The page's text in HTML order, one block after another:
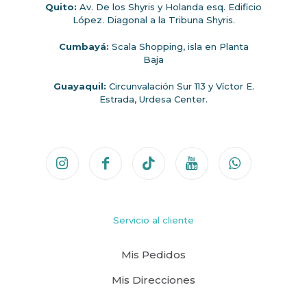
Quito: Av. De los Shyris y Holanda esq. Edificio
López. Diagonal a la Tribuna Shyris.
Cumbayá: Scala Shopping, isla en Planta
Baja
Guayaquil: Circunvalación Sur 113 y Víctor E.
Estrada, Urdesa Center.
Servicio al cliente
Mis Pedidos
Mis Direcciones